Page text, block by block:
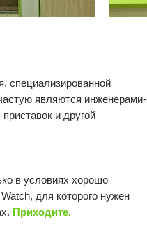
специализированной
являются инженерами-
и другой
в условиях хорошо
для которого нужен
Приходите.